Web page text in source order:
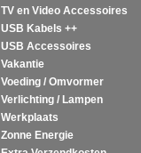
TV en Video Accessoires
USB Kabels ++
USB Accessoires
Vakantie
Voeding / Omvormer
Verlichting / Lampen
Werkplaats
Zonne Energie